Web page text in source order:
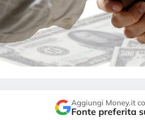
Aggiungi Money.it
Fonte preferita
Dalle valutazioni estreme alla
correzione. Cosa sta guidando il
repricing degli asset?